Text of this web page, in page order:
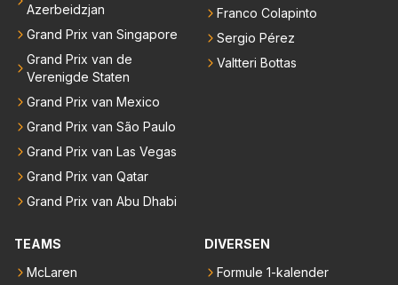
Azerbeidzjan
Grand Prix van Singapore
Grand Prix van de
Verenigde Staten
Grand Prix van Mexico
Grand Prix van São Paulo
Grand Prix van Las Vegas
Grand Prix van Qatar
Grand Prix van Abu Dhabi
Franco Colapinto
Sergio Pérez
Valtteri Bottas
TEAMS
McLaren
DIVERSEN
Formule 1-kalender